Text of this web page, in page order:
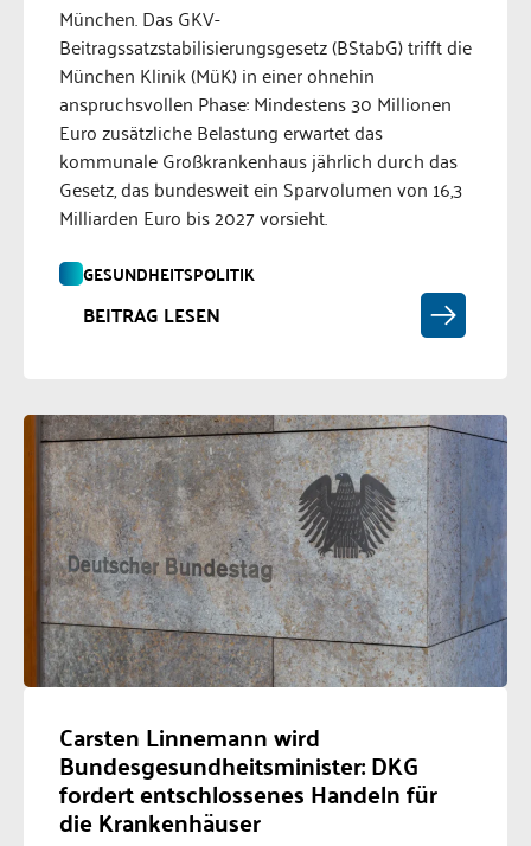
München. Das GKV-
Beitragssatzstabilisierungsgesetz (BStabG) trifft die
München Klinik (MüK) in einer ohnehin
anspruchsvollen Phase: Mindestens 30 Millionen
Euro zusätzliche Belastung erwartet das
kommunale Großkrankenhaus jährlich durch das
Gesetz, das bundesweit ein Sparvolumen von 16,3
Milliarden Euro bis 2027 vorsieht.
GESUNDHEITSPOLITIK
BEITRAG LESEN
Carsten Linnemann wird
Bundesgesundheitsminister: DKG
fordert entschlossenes Handeln für
die Krankenhäuser